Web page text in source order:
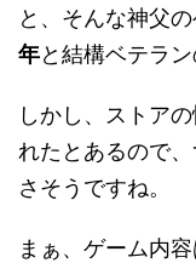
と、そんな神父の
年と結構ベテラ
しかし、ストア
れたとあるので
さそうですね。
まぁ、ゲーム内